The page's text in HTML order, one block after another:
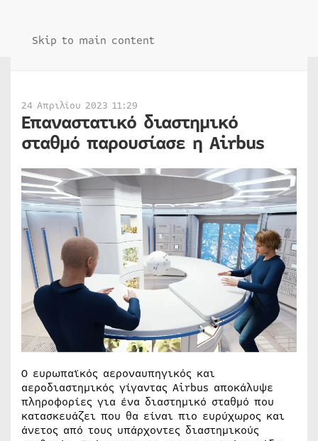
Skip to main content
24 Απριλίου 2023 11:29
Επαναστατικό διαστημικό
σταθμό παρουσίασε η Airbus
Ο ευρωπαϊκός αεροναυπηγικός και
αεροδιαστημικός γίγαντας Airbus αποκάλυψε
πληροφορίες για ένα διαστημικό σταθμό που
κατασκευάζει που θα είναι πιο ευρύχωρος και
άνετος από τους υπάρχοντες διαστημικούς